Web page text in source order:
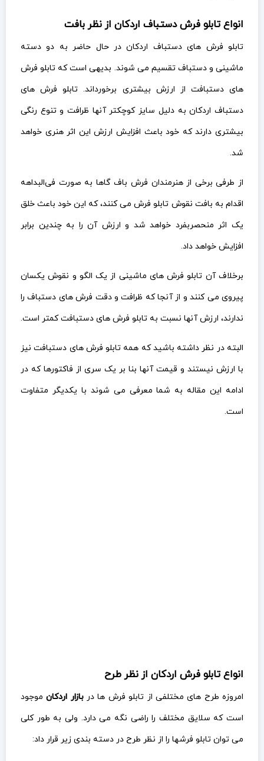
انواع تابلو فرش دستباف اردکان از نظر بافت
تابلو فرش های دستباف اردکان در حال حاضر به دو دسته
ماشینی و دستباف تقسیم می شوند. بدیهی است که تابلو فرش
های دستبافت از ارزش بیشتری برخورداند. تابلو فرش های
دستباف اردکان به دلیل سایز کوچکتر آنها ظرافت و تنوع رنگی
بیشتری دارند که خود باعث افزایش ارزش این اثر هنری خواهد
شد.
از طرفی برخی از هنرمندان فرش باف گاها به صورت فی‌البداهه
اقدام به بافت نقوش تابلو فرش می کنند، که این خود باعث خلق
یک اثر منحصربفرد خواهد شد و ارزش آن را به چندین برابر
افزایش خواهد داد.
برخلاف آن تابلو فرش های ماشینی از یک الگو و نقوش یکسان
پیروی می کنند و از آنجا که ظرافت و دقت فرش های دستباف را
ندارند، ارزش آنها نسبت به تابلو فرش های دستبافت کمتر است.
البته در نظر داشته باشید که همه تابلو فرش های دستبافت نیز
با ارزش نیستند و قیمت آنها بنا بر یک سری از فاکتورها که در
ادامه این مقاله به شما معرفی می شوند با یکدیگر متفاوت
است.
انواع تابلو فرش اردکان از نظر طرح
امروزه طرح های مختلفی از تابلو فرش ها دربازار اردکان موجود
است که سلایق مختلف را راضی نگه می دارد. ولی به طور کلی
می توان تابلو فرشها را از نظر طرح در دسته بندی زیر قرار داد: